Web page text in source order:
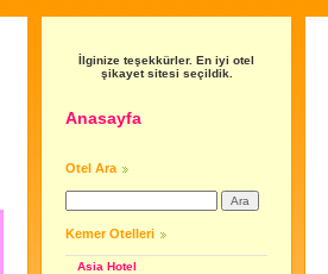
İlginize teşekkürler. En iyi otel
şikayet sitesi seçildik.
Anasayfa
Otel Ara
Kemer Otelleri
Asia Hotel